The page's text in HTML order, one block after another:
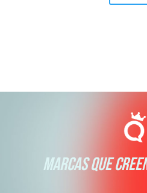
MARCAS QUE